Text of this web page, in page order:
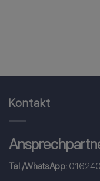
Kontakt
Tel./WhatsApp: